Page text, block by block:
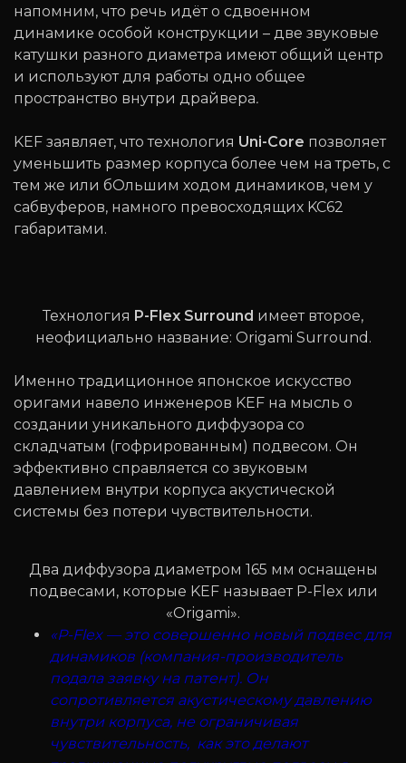
напомним, что речь идёт о сдвоенном
динамике особой конструкции – две звуковые
катушки разного диаметра имеют общий центр
и используют для работы одно общее
пространство внутри драйвера.
KEF заявляет, что технология Uni-Core позволяет
уменьшить размер корпуса более чем на треть, с
тем же или бОльшим ходом динамиков, чем у
сабвуферов, намного превосходящих KC62
габаритами.
Технология P-Flex Surround имеет второе,
неофициально название: Origami Surround.
Именно традиционное японское искусство
оригами навело инженеров KEF на мысль о
создании уникального диффузора со
складчатым (гофрированным) подвесом. Он
эффективно справляется со звуковым
давлением внутри корпуса акустической
системы без потери чувствительности.
Два диффузора диаметром 165 мм оснащены
подвесами, которые KEF называет P-Flex или
«Origami».
«P-Flex — это совершенно новый подвес для
динамиков (компания-производитель
подала заявку на патент). Он
сопротивляется акустическому давлению
внутри корпуса, не ограничивая
чувствительность, как это делают